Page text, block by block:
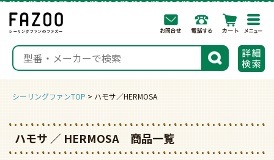
検索
シーリングファンTOP ハモサ／HERMOSA
ハモサ ／ HERMOSA 商品一覧